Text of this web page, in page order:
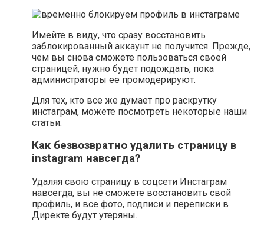
Имейте в виду, что сразу восстановить
заблокированный аккаунт не получится. Прежде,
чем вы снова сможете пользоваться своей
страницей, нужно будет подождать, пока
администраторы ее промодерируют.
Для тех, кто все же думает про раскрутку
инстаграм, можете посмотреть некоторые наши
статьи:
Как безвозвратно удалить страницу в
instagram навсегда?
Удаляя свою страницу в соцсети Инстаграм
навсегда, вы не сможете восстановить свой
профиль, и все фото, подписи и переписки в
Директе будут утеряны.